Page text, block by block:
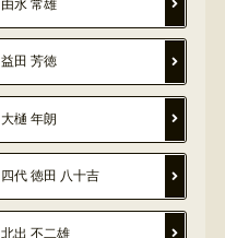
由水 常雄
益田 芳徳
大樋 年朗
四代 徳田 八十吉
北出 不二雄